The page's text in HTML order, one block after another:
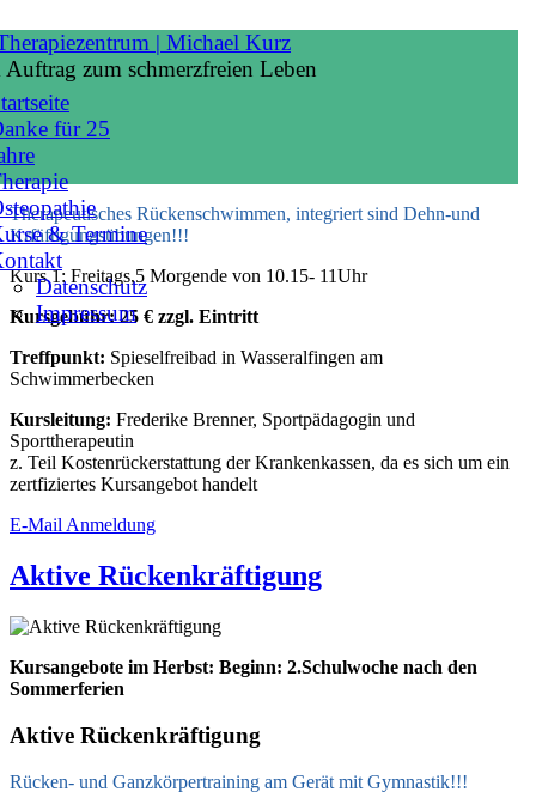
Auftrag zum schmerzfreien Leben
für 25
& Termine
Datenschutz
Impressum
Therapeutisches Rückenschwimmen
Kursangebot im Sommer: Beginn: 1.Schulwoche nach den
Pfingstferien
Therapeutisches Rückenschwimmen
Therapeutisches Rückenschwimmen, integriert sind Dehn-und
Krfäftigungsübungen!!!
Kurs 1: Freitags,5 Morgende von 10.15- 11Uhr
Kursgebühr: 25 € zzgl. Eintritt
Treffpunkt: Spieselfreibad in Wasseralfingen am
Schwimmerbecken
Kursleitung: Frederike Brenner, Sportpädagogin und
Sporttherapeutin
z. Teil Kostenrückerstattung der Krankenkassen, da es sich um ein
zertfiziertes Kursangebot handelt
E-Mail Anmeldung
Aktive Rückenkräftigung
Kursangebote im Herbst: Beginn: 2.Schulwoche nach den
Sommerferien
Aktive Rückenkräftigung
Rücken- und Ganzkörpertraining am Gerät mit Gymnastik!!!